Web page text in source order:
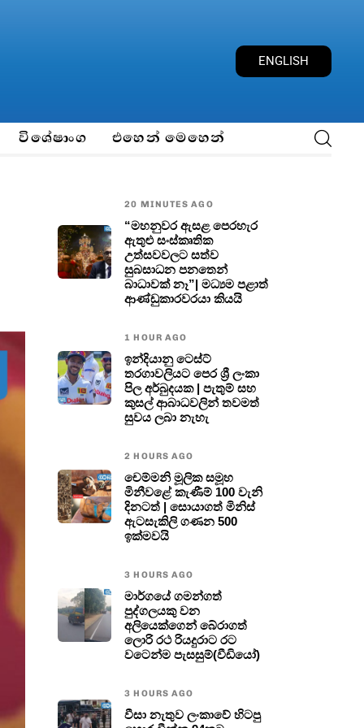
ENGLISH
විශේෂාංග එහෙන් මෙහෙන්
20 MINUTES AGO
“මහනුවර ඇසළ පෙරහැර
ඇතුළු සංස්කෘතික
උත්සවවලට සත්ව
සුබසාධන පනතෙන්
බාධාවක් නෑ”| මධ්‍යම පළාත්
ආණ්ඩුකාරවරයා කියයි
1 HOUR AGO
ඉන්දියානු ටෙස්ට්
තරගාවලියට පෙර ශ්‍රී ලංකා
පිල අර්බුදයක | පැතුම් සහ
කුසල් ආබාධවලින් තවමත්
සුවය ලබා නැහැ
2 HOURS AGO
චෙම්මනි මූලික සමූහ
මිනීවළේ කැණීම් 100 වැනි
දිනටත් | සොයාගත් මිනිස්
ඇටසැකිලි ගණන 500
ඉක්මවයි
3 HOURS AGO
මාර්ගයේ ගමන්ගත්
පුද්ගලයකු වන
අලියෙක්ගෙන් බේරාගත්
ලොරි රථ රියදුරාට රට
වටෙන්ම පැසසුම්(වීඩියෝ)
3 HOURS AGO
වීසා නැතුව ලංකාවේ හිටපු